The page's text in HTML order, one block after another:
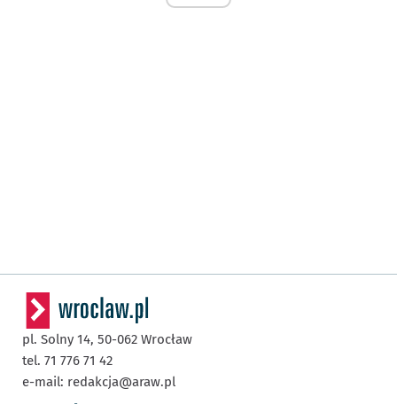
pl. Solny 14, 50-062 Wrocław
tel. 71 776 71 42
e-mail: redakcja@araw.pl